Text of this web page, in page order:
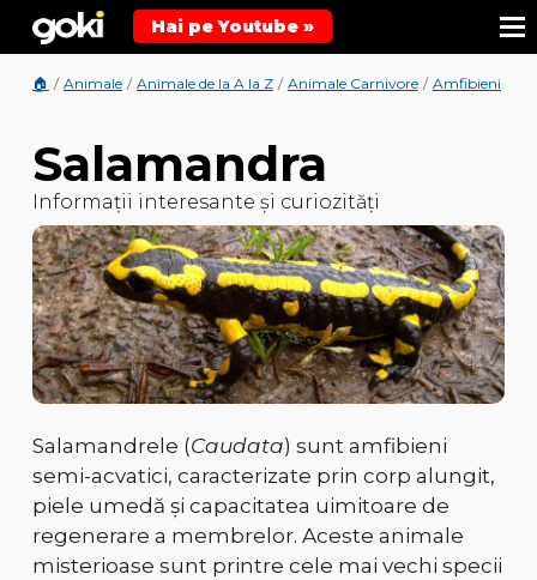
Hai pe Youtube »
🏠 / Animale / Animale de la A la Z / Animale Carnivore / Amfibieni
Salamandra
Informații interesante și curiozități
Salamandrele (Caudata) sunt amfibieni
semi-acvatici, caracterizate prin corp alungit,
piele umedă și capacitatea uimitoare de
regenerare a membrelor. Aceste animale
misterioase sunt printre cele mai vechi specii